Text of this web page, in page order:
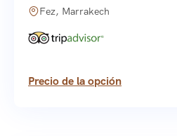
Fez, Marrakech
Precio de la opción